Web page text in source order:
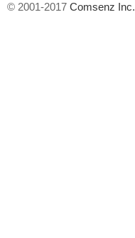
© 2001-2017 Comsenz Inc.